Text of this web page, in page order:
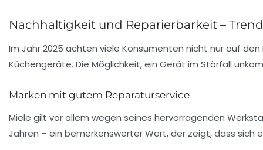
Nachhaltigkeit und Reparierbarkeit –
Im Jahr 2025 achten viele Konsumenten nicht nur auf
Küchengeräte. Die Möglichkeit, ein Gerät im Störfall
Marken mit gutem Reparaturservice
Miele gilt vor allem wegen seines hervorragenden
Jahren – ein bemerkenswerter Wert, der zeigt, dass